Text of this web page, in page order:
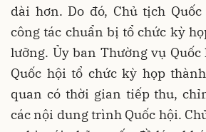
dài hơn. Do đó, Chủ tịch
công tác chuẩn bị tổ chức kỳ
lưỡng. Ủy ban Thường vụ Quốc
Quốc hội tổ chức kỳ họp
quan có thời gian tiếp thu,
các nội dung trình Quốc hội.